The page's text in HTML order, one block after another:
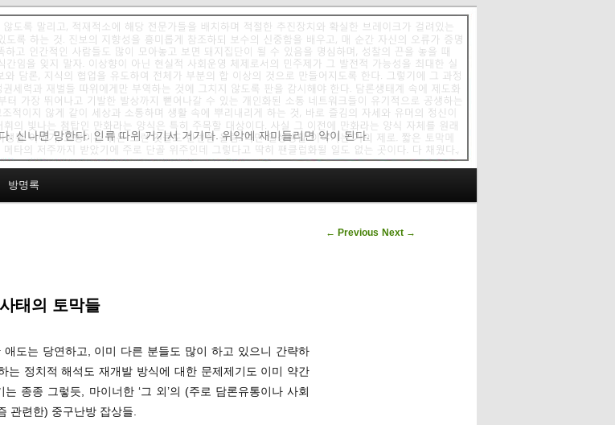
신나면 망한다. 인류 따위 거기서 거기다. 위악에 재미들리면 악이 된다.
방명록
Post navigation
← Previous Next →
태의 토막들
도는 당연하고, 이미 다른 분들도 많이 하고 있으니 간략하
는 정치적 해석도 재개발 방식에 대한 문제제기도 이미 약간
종종 그렇듯, 마이너한 ‘그 외’의 (주로 담론유통이나 사회
관련한) 중구난방 잡상들.